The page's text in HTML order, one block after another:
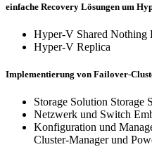
einfache Recovery Lösungen um
Hyper-V Shared Nothing
Hyper-V Replica
Implementierung von Failover-
Storage Solution Storage
Netzwerk und Switch
Konfiguration und
Cluster-Manager und